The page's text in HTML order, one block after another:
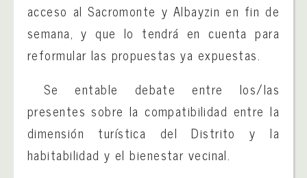
acceso al Sacromonte y Albayzin en fin de
semana, y que lo tendrá en cuenta para
reformular las propuestas ya expuestas.
Se entable debate entre los/las
presentes sobre la compatibilidad entre la
dimensión turística del Distrito y la
habitabilidad y el bienestar vecinal.